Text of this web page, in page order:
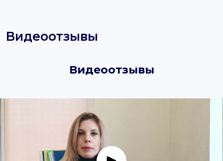
Видеоотзывы
Видеоотзывы